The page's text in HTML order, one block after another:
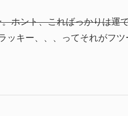
ホント、こればっかりは運
ッキー、、、ってそれがフツ